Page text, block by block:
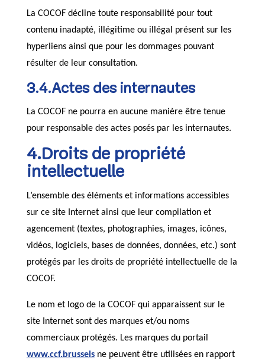
La COCOF décline toute responsabilité pour tout
contenu inadapté, illégitime ou illégal présent sur les
hyperliens ainsi que pour les dommages pouvant
résulter de leur consultation.
3.4.Actes des internautes
La COCOF ne pourra en aucune manière être tenue
pour responsable des actes posés par les internautes.
4.Droits de propriété
intellectuelle
L’ensemble des éléments et informations accessibles
sur ce site Internet ainsi que leur compilation et
agencement (textes, photographies, images, icônes,
vidéos, logiciels, bases de données, données, etc.) sont
protégés par les droits de propriété intellectuelle de la
COCOF.
Le nom et logo de la COCOF qui apparaissent sur le
site Internet sont des marques et/ou noms
commerciaux protégés. Les marques du portail
www.ccf.brusselsne peuvent être utilisées en rapport